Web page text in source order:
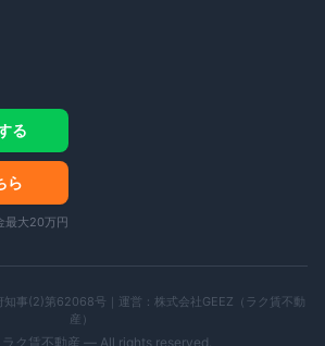
る
ら
最大20万円
事(2)第62068号｜運営： 株式会社GEEZ（ラク賃不動
産）
ク賃不動産 — All rights reserved.